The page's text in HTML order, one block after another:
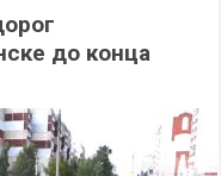
до конца